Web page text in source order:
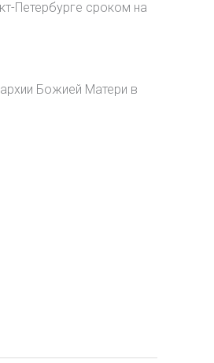
Петербурге сроком на
Божией Матери в